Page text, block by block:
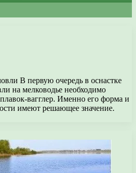
В первую очередь в оснастке
на мелководье необходимо
вагглер. Именно его форма и
имеют решающее значение.